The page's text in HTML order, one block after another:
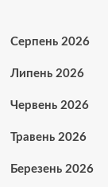
Серпень 2026
Липень 2026
Червень 2026
Травень 2026
Березень 2026